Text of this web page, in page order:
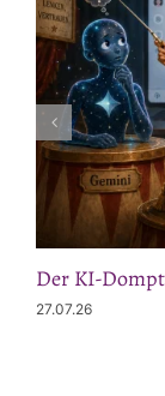
Der KI-
27.07.26